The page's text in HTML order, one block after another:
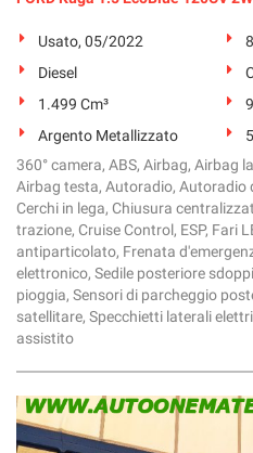
Usato, 05/2022
Diesel
1.499 Cm³
Argento Metallizzato
360° camera, ABS, Airbag, Airbag
Airbag testa, Autoradio, Autoradio
Cerchi in lega, Chiusura
trazione, Cruise Control, ESP, Fari
antiparticolato, Frenata
elettronico, Sedile posteriore
pioggia, Sensori di parcheggio
satellitare, Specchietti laterali
assistito